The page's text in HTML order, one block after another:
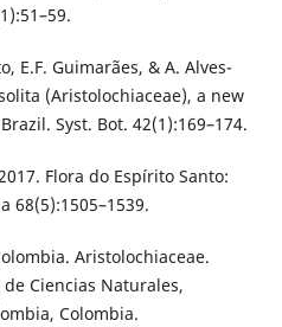
E.F. Guimarães, & A. Alves-
(Aristolochiaceae), a new
Syst. Bot. 42(1):169–174.
Flora do Espírito Santo:
68(5):1505–1539.
Aristolochiaceae.
Ciencias Naturales,
Colombia.